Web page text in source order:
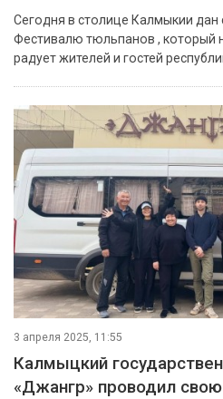
Сегодня в столице Калмыкии
Фестивалю тюльпанов , который
радует жителей и гостей
3 апреля 2025, 11:55
Калмыцкий
«Джангр» проводил свою